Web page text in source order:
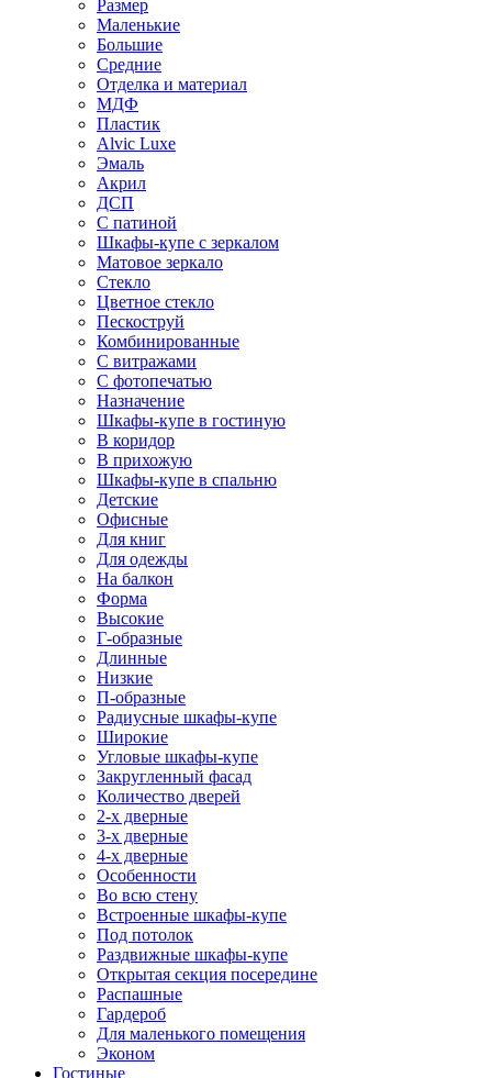
Размер
Маленькие
Большие
Средние
Отделка и материал
МДФ
Пластик
Alvic Luxe
Эмаль
Акрил
ДСП
С патиной
Шкафы-купе с зеркалом
Матовое зеркало
Стекло
Цветное стекло
Пескоструй
Комбинированные
С витражами
С фотопечатью
Назначение
Шкафы-купе в гостиную
В коридор
В прихожую
Шкафы-купе в спальню
Детские
Офисные
Для книг
Для одежды
На балкон
Форма
Высокие
Г-образные
Длинные
Низкие
П-образные
Радиусные шкафы-купе
Широкие
Угловые шкафы-купе
Закругленный фасад
Количество дверей
2-х дверные
3-х дверные
4-х дверные
Особенности
Во всю стену
Встроенные шкафы-купе
Под потолок
Раздвижные шкафы-купе
Открытая секция посередине
Распашные
Гардероб
Для маленького помещения
Эконом
Гостиные